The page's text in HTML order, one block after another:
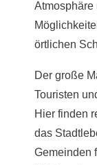
Atmosphäre
örtlichen
Der große
Touristen
Hier finden
das
Gemeinden